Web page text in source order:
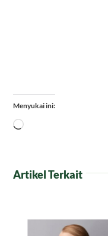
Menyukai ini:
Memuat...
Artikel Terkait